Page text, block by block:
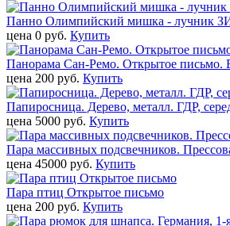
Панно Олимпийский мишка - лучник
цена 0 pуб. Купить
Панорама Сан-Ремо. Открытое письмо.
цена 200 pуб. Купить
Папиросница. Дерево, металл. ГДР,
цена 5000 pуб. Купить
Пара массивных подсвечников.
цена 45000 pуб. Купить
Пара птиц Открытое письмо
цена 200 pуб. Купить